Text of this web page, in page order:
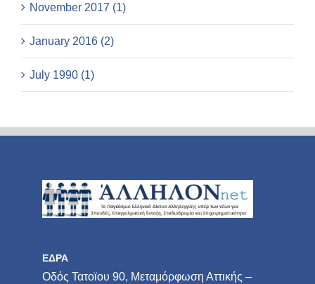
November 2017 (1)
January 2016 (2)
July 1990 (1)
ΕΔΡΑ
Οδός Τατοϊου 90, Μεταμόρφωση Αττικής –